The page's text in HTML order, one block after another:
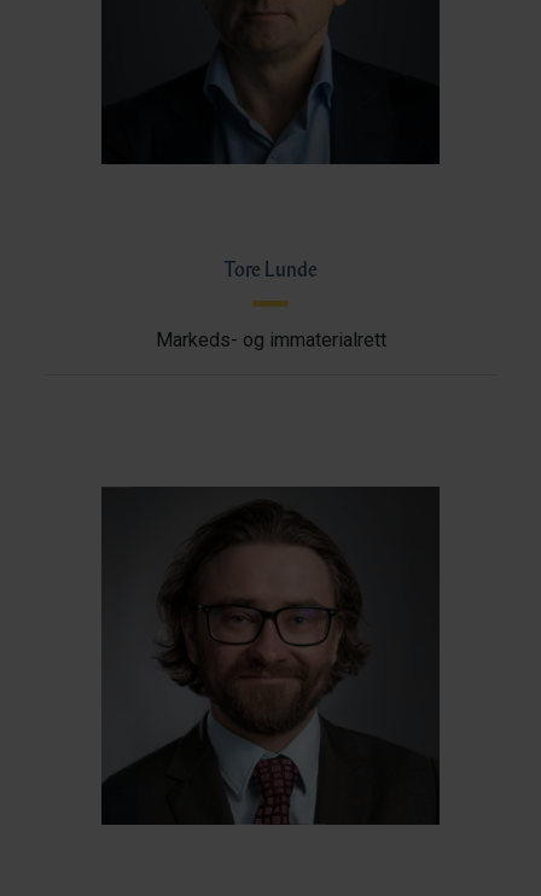
Tore Lunde
Markeds- og immaterialrett